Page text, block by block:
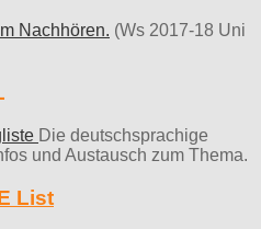
Nachhören. (Ws 2017-18 Uni
Die deutschsprachige
und Austausch zum Thema.
List